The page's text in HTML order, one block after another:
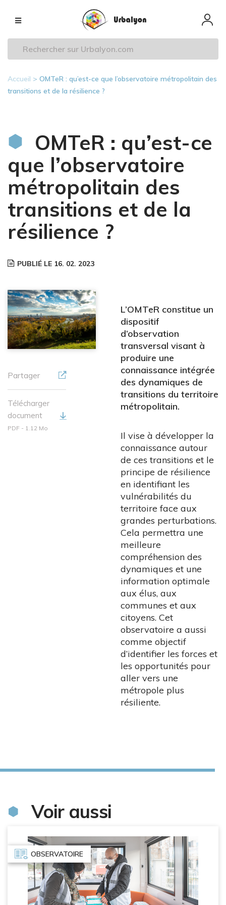
principal
Navigation
principale
Fil
Accueil
OMTeR : qu’est-ce que l’observatoire métropolitain des
transitions et de la résilience ?
OMTeR : qu’est-ce
que l’observatoire
métropolitain des
transitions et de la
résilience ?
PUBLIÉ LE 16. 02. 2023
Partager
Télécharger
document
PDF - 1.12 Mo
L’OMTeR constitue un
dispositif
d’observation
transversal visant à
produire une
connaissance intégrée
des dynamiques de
transitions du territoire
métropolitain.
Il vise à développer la
connaissance autour
de ces transitions et le
principe de résilience
en identifiant les
vulnérabilités du
territoire face aux
grandes perturbations.
Cela permettra une
meilleure
compréhension des
dynamiques et une
information optimale
aux élus, aux
communes et aux
citoyens. Cet
observatoire a aussi
comme objectif
d’identifier les forces et
les opportunités pour
aller vers une
métropole plus
résiliente.
Voir aussi
OBSERVATOIRE